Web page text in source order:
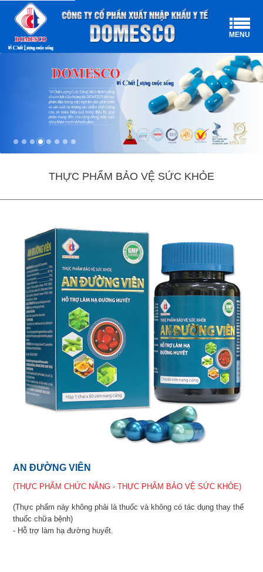
MENU
THỰC PHẨM BẢO VỆ SỨC KHỎE
AN ĐƯỜNG VIÊN
(THỰC PHẨM CHỨC NĂNG - THỰC PHẨM BẢO VỆ SỨC KHỎE)
(Thực phẩm này không phải là thuốc và không có tác dụng thay thế
thuốc chữa bệnh)
- Hỗ trợ làm hạ đường huyết.